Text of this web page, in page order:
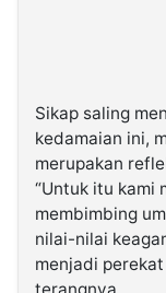
Sikap saling
kedamaian ini,
merupakan
“Untuk itu kami
membimbing
nilai-nilai
menjadi